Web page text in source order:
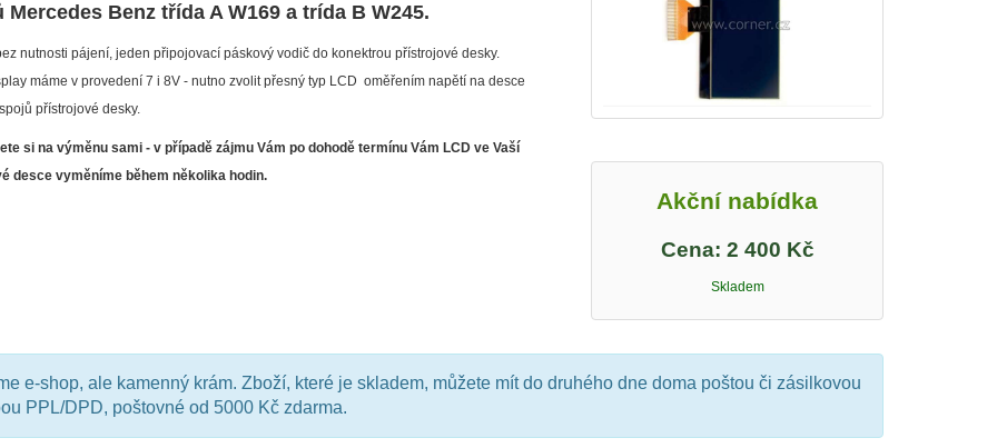
Mercedes Benz třída A W169 a trída B W245.
nutnosti pájení, jeden připojovací páskový vodič do konektrou přístrojové desky.
v provedení 7 i 8V - nutno zvolit přesný typ LCD oměřením napětí na desce
přístrojové desky.
si na výměnu sami - v případě zájmu Vám po dohodě termínu Vám LCD ve Vaší
desce vyměníme během několika hodin.
Akční nabídka
Cena: 2 400 Kč
Skladem
e-shop, ale kamenný krám. Zboží, které je skladem, můžete mít do druhého dne doma poštou či zásilkovou
PPL/DPD, poštovné od 5000 Kč zdarma.